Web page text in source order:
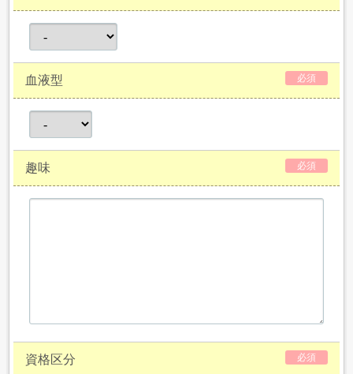
血液型 必須
趣味 必須
資格区分 必須